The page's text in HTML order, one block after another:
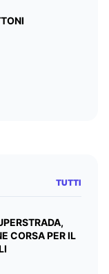
TUTTI
CORSA PER IL